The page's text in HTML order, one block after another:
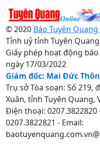
© 2020 Báo Tuyên
Tỉnh uỷ tỉnh Tuyên Quang
Giấy phép hoạt động báo
ngày 17/03/2022
Giám đốc: Mai Đức
Trụ sở Tòa soạn: Số
Xuân, tỉnh Tuyên Quang,
Điện thoại: 0207.3822820
0207.3822821 - Email: